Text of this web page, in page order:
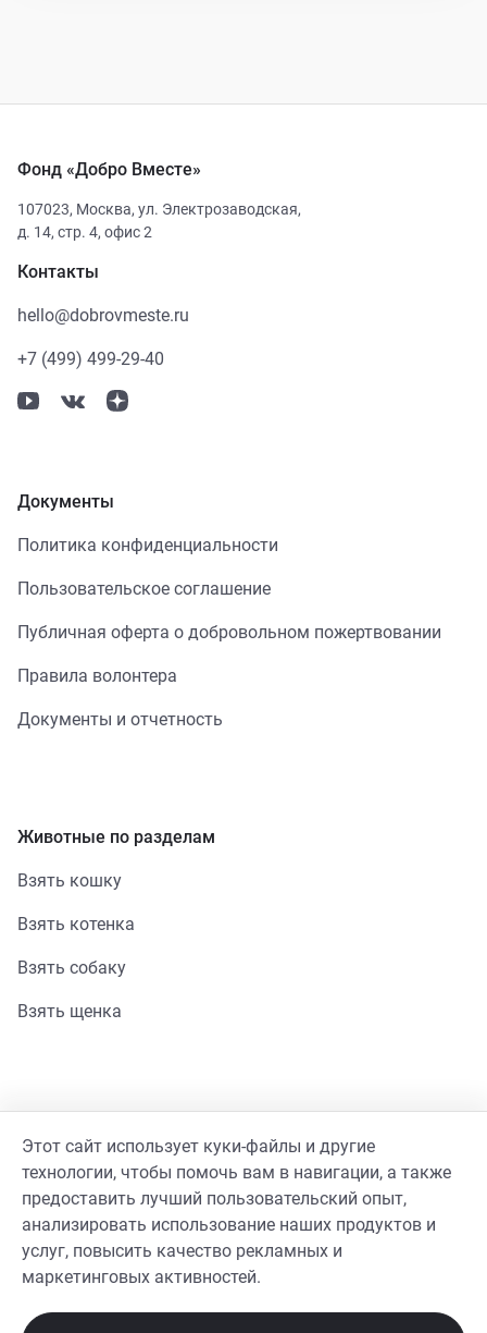
Фонд «Добро Вместе»
107023, Москва, ул. Электрозаводская,
д. 14, стр. 4, офис 2
Контакты
hello@dobrovmeste.ru
+7 (499) 499-29-40
Документы
Политика конфиденциальности
Пользовательское соглашение
Публичная оферта о добровольном пожертвовании
Правила волонтера
Документы и отчетность
Животные по разделам
Взять кошку
Взять котенка
Взять собаку
Взять щенка
Стать волонтером
Гайд волонтера
Реквизиты фонда
Этот сайт использует куки-файлы и другие
технологии, чтобы помочь вам в навигации, а также
предоставить лучший пользовательский опыт,
анализировать использование наших продуктов и
услуг, повысить качество рекламных и
маркетинговых активностей.